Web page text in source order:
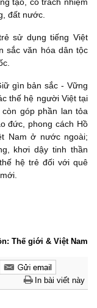
đất nước.
sử dụng tiếng Việt
sắc văn hóa dân tộc
gìn bản sắc - Vững
thế hệ người Việt tại
góp phần lan tỏa
đức, phong cách Hồ
Nam ở nước ngoài;
khơi dậy tinh thần
hệ trẻ đối với quê
Thế giới & Việt Nam
In bài viết này